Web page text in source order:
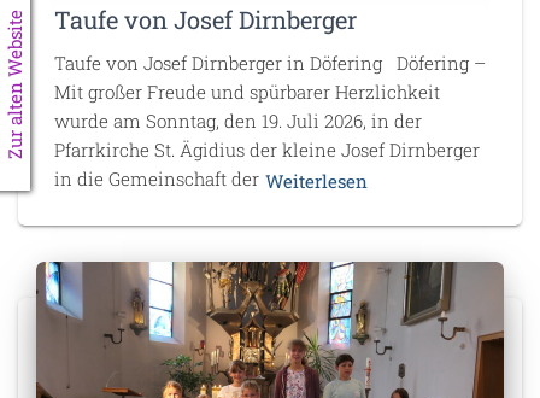
Taufe von Josef Dirnberger
Taufe von Josef Dirnberger in Döfering Döfering –
Mit großer Freude und spürbarer Herzlichkeit
wurde am Sonntag, den 19. Juli 2026, in der
Pfarrkirche St. Ägidius der kleine Josef Dirnberger
in die Gemeinschaft der Weiterlesen
Zur alten Website